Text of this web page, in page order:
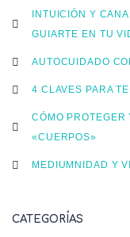
INTUICIÓN Y
GUIARTE EN TU
AUTOCUIDADO
4 CLAVES PARA
CÓMO PROTEGER
«CUERPOS»
MEDIUMNIDAD Y
CATEGORÍAS